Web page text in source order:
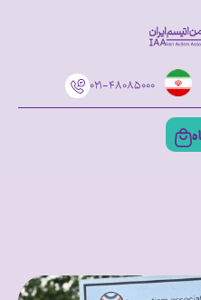
۰۲۱-۴۸۰۸۵۰۰۰